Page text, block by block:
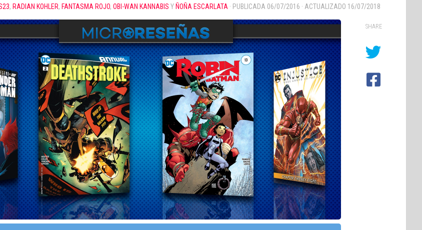
, RADIAN KOHLER, FANTASMA ROJO, OBI-WAN KANNABIS Y ÑOÑA ESCARLATA · PUBLICADA 06/07/2016 · ACTUALIZADO 16/07/2018
SHARE